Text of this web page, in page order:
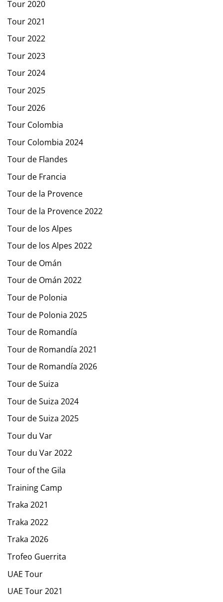
Tour 2020
Tour 2021
Tour 2022
Tour 2023
Tour 2024
Tour 2025
Tour 2026
Tour Colombia
Tour Colombia 2024
Tour de Flandes
Tour de Francia
Tour de la Provence
Tour de la Provence 2022
Tour de los Alpes
Tour de los Alpes 2022
Tour de Omán
Tour de Omán 2022
Tour de Polonia
Tour de Polonia 2025
Tour de Romandía
Tour de Romandía 2021
Tour de Romandía 2026
Tour de Suiza
Tour de Suiza 2024
Tour de Suiza 2025
Tour du Var
Tour du Var 2022
Tour of the Gila
Training Camp
Traka 2021
Traka 2022
Traka 2026
Trofeo Guerrita
UAE Tour
UAE Tour 2021